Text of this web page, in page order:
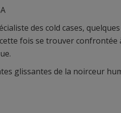
des cold cases,
fois se trouver confrontée
glissantes de la noirceur